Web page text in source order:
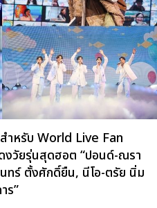
ำหรับ World Live Fan
วัยรุ่นสุดฮอต “ปอนด์-ณรา
ทร์ ตั้งศักดิ์ยืน, นีโอ-ตรัย นิ่ม
ร”